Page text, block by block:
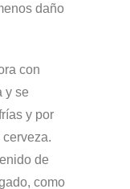
daño
con
y se
y por
de
como